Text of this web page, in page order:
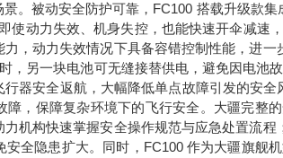
。被动安全防护可靠，FC100 搭载升级款集
使动力失效、机身失控，也能快速开伞减速
，动力失效情况下具备容错控制性能，进
，另一块电池可无缝接替供电，避免因电池
器安全返航，大幅降低单点故障引发的安
，保障复杂环境下的飞行安全。大疆完整
机构快速掌握安全操作规范与应急处置流
全隐患扩大。同时，FC100 作为大疆旗舰